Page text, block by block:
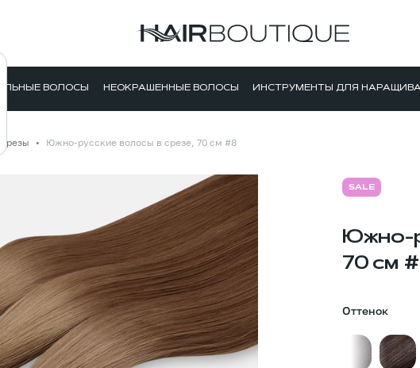
ВОЛОСЫ НЕОКРАШЕННЫЕ ВОЛОСЫ ИНСТРУМЕНТЫ ДЛЯ
Срезы Южно-русские волосы в срезе, 70 см #8
SALE
Южно-
70 см
Оттенок